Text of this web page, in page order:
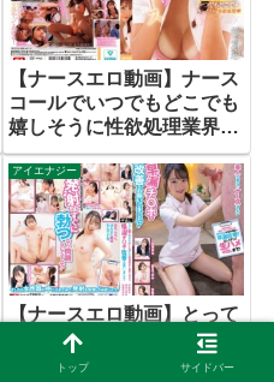
ぎる童貞君にムラムラ膣キ
ュンしちゃって生中出し筆
おろしSPECIAL！
【ナースエロ動画】ナース
コールでいつでもどこでも
嬉しそうに性欲処理業界
初！ご奉仕型おしゃぶりギ
ャルナース 笹倉彩
アイエナジー
【ナースエロ動画】とって
も美人で優しいナースさん
に敏感過ぎて暴発しちゃう
トップ サイドバー